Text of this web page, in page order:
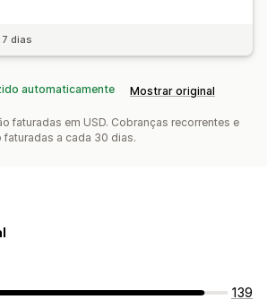
dias
automaticamente Mostrar original
faturadas em USD. Cobranças recorrentes e
a cada 30 dias.
139